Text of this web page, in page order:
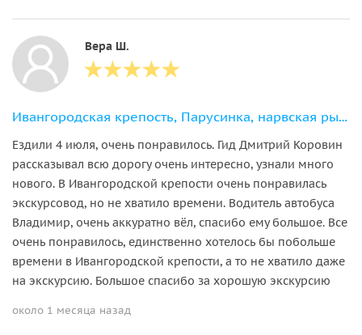
Вера Ш.
Ивангородская крепость, Парусинка, нарвская рыба и Шепелёвский маяк
Ездили 4 июля, очень понравилось. Гид Дмитрий Коровин
рассказывал всю дорогу очень интересно, узнали много
нового. В Ивангородской крепости очень понравилась
экскурсовод, но не хватило времени. Водитель автобуса
Владимир, очень аккуратно вёл, спасибо ему большое. Все
очень понравилось, единственно хотелось бы побольше
времени в Ивангородской крепости, а то не хватило даже
на экскурсию. Большое спасибо за хорошую экскурсию
около 1 месяца назад